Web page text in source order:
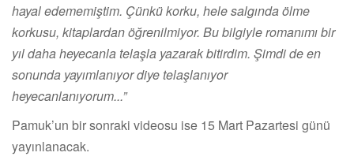
hayal edememiştim. Çünkü korku, hele salgında ölme
korkusu, kitaplardan öğrenilmiyor. Bu bilgiyle romanımı bir
yıl daha heyecanla telaşla yazarak bitirdim. Şimdi de en
sonunda yayımlanıyor diye telaşlanıyor
heyecanlanıyorum...”
Pamuk’un bir sonraki videosu ise 15 Mart Pazartesi günü
yayınlanacak.